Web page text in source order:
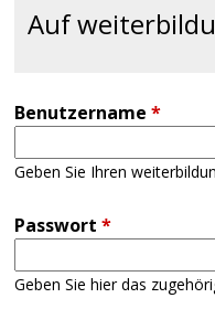
Auf
Benutzername*
Geben Sie Ihren
Passwort*
Geben Sie hier das